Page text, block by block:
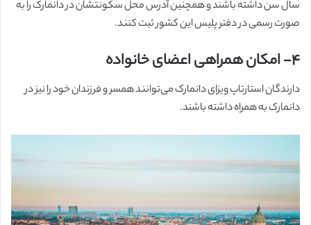
سال سن داشته باشند و همچنین آدرس محل سکونتشان در دانمارک را به
صورت رسمی در دفتر پلیس این کشور ثبت کنند.
۴- امکان همراهی اعضای خانواده
دارندگان استارتاپ ویزای دانمارک می‌توانند همسر و فرزندان خود را نیز در
دانمارک به همراه داشته باشند.